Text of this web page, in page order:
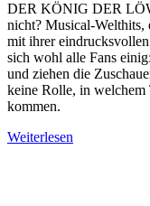
DER KÖNIG DER
nicht? Musical-Welthits,
mit ihrer eindrucksvollen
sich wohl alle Fans
und ziehen die
keine Rolle, in
kommen.
Weiterlesen